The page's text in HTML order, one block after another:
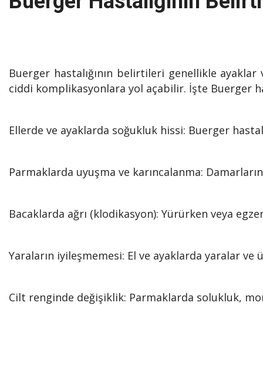
Buerger hastalığının belirtileri genellikle
ciddi komplikasyonlara yol açabilir. İşte Buerger
Ellerde ve ayaklarda soğukluk hissi: Buerger
Parmaklarda uyuşma ve karıncalanma:
Bacaklarda ağrı (klodikasyon): Yürürken veya
Yaraların iyileşmemesi: El ve ayaklarda yaralar
Cilt renginde değişiklik: Parmaklarda solukluk,